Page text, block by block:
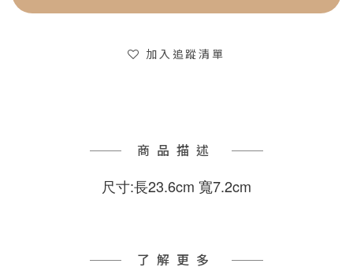
加入追蹤清單
商品描述
尺寸:長23.6cm 寬7.2cm
了解更多